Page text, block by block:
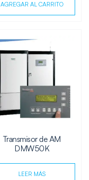
AGREGAR AL CARRITO
Transmisor de AM
DMW50K
LEER MÁS